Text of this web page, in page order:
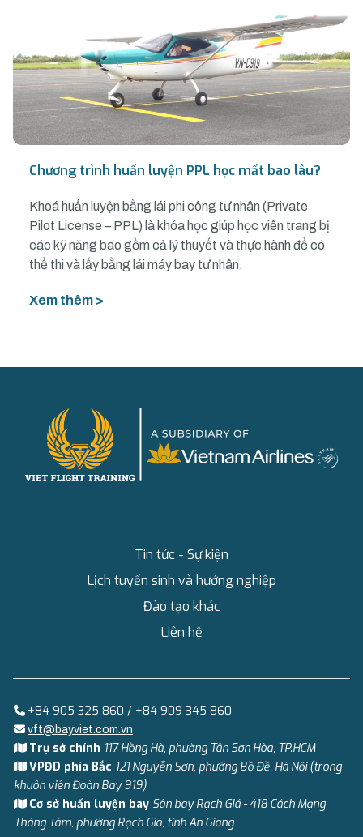
Chương trình huấn luyện PPL học mất bao lâu?
Khoá huấn luyện bằng lái phi công tư nhân (Private
Pilot License – PPL) là khóa học giúp học viên trang bị
các kỹ năng bao gồm cả lý thuyết và thực hành để có
thể thi và lấy bằng lái máy bay tư nhân.
Xem thêm >
Tin tức - Sự kiện
Lịch tuyển sinh và hướng nghiệp
Đào tạo khác
Liên hệ
+84 905 325 860 / +84 909 345 860
vft@bayviet.com.vn
Trụ sở chính 117 Hồng Hà, phường Tân Sơn Hòa, TP.HCM
VPĐD phía Bắc 121 Nguyễn Sơn, phường Bồ Đề, Hà Nội (trong
khuôn viên Đoàn Bay 919)
Cơ sở huấn luyện bay Sân bay Rạch Giá - 418 Cách Mạng
Tháng Tám, phường Rạch Giá, tỉnh An Giang